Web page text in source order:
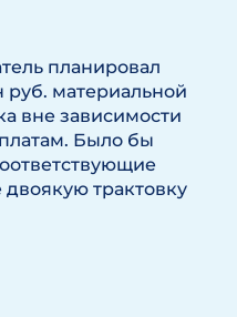
планировал
руб. материальной
вне зависимости
Было бы
трактовку